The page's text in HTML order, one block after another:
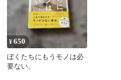
¥650
ぼくたちにもうモノは必
要ない。